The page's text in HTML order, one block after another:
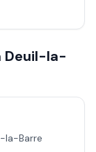
Deuil-la-
la-Barre